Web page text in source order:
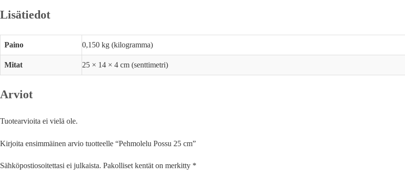
Lisätiedot
Paino 0,150 kg (kilogramma)
Mitat 25 × 14 × 4 cm (senttimetri)
Arviot
Tuotearvioita ei vielä ole.
Kirjoita ensimmäinen arvio tuotteelle “Pehmolelu Possu 25 cm”
Sähköpostiosoitettasi ei julkaista. Pakolliset kentät on merkitty *